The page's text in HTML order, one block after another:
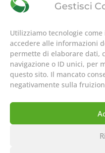
Gestisci
Utilizziamo tecnologie
accedere alle informazioni
permette di elaborare dati,
navigazione o ID unici, per
questo sito. Il mancato
negativamente sulla
seguici su